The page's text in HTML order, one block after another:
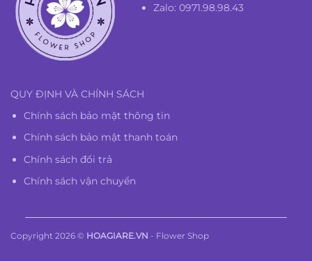
Zalo: 0971.98.98.43
QUY ĐỊNH VÀ CHÍNH SÁCH
Chính sách bảo mật thông tin
Chính sách bảo mật thanh toán
Chính sách đổi trả
Chính sách vận chuyển
Copyright 2026 © HOAGIARE.VN - Flower Shop